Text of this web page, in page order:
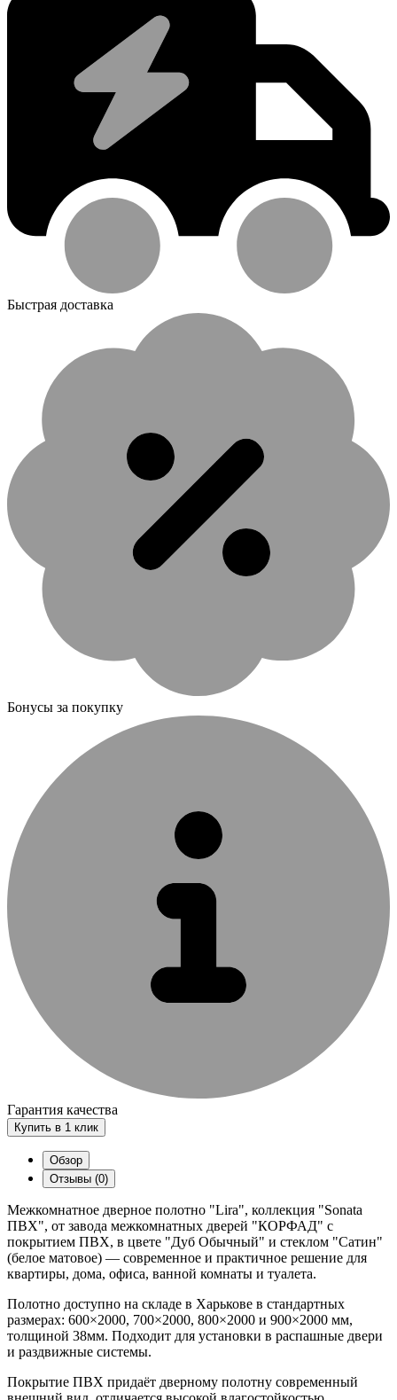
Быстрая доставка
Бонусы за покупку
Гарантия качества
Купить в 1 клик
Обзор
Отзывы (0)
Межкомнатное дверное полотно "Lira", коллекция "Sonata
ПВХ", от завода межкомнатных дверей "КОРФАД" с
покрытием ПВХ, в цвете "Дуб Обычный" и стеклом "Сатин"
(белое матовое) — современное и практичное решение для
квартиры, дома, офиса, ванной комнаты и туалета.
Полотно доступно на складе в Харькове в стандартных
размерах: 600×2000, 700×2000, 800×2000 и 900×2000 мм,
толщиной 38мм. Подходит для установки в распашные двери
и раздвижные системы.
Покрытие ПВХ придаёт дверному полотну современный